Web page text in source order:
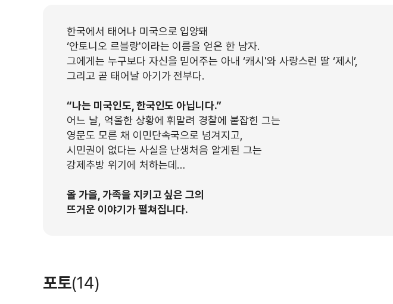
한국에서 태어나 미국으로 입양돼
‘안토니오 르블랑'이라는 이름을 얻은 한 남자.
그에게는 누구보다 자신을 믿어주는 아내 ‘캐시'와 사랑스런 딸 ‘제시’,
그리고 곧 태어날 아기가 전부다.
“나는 미국인도, 한국인도 아닙니다.”
어느 날, 억울한 상황에 휘말려 경찰에 붙잡힌 그는
영문도 모른 채 이민단속국으로 넘겨지고,
시민권이 없다는 사실을 난생처음 알게된 그는
강제추방 위기에 처하는데…
올 가을, 가족을 지키고 싶은 그의
뜨거운 이야기가 펼쳐집니다.
포토(14)